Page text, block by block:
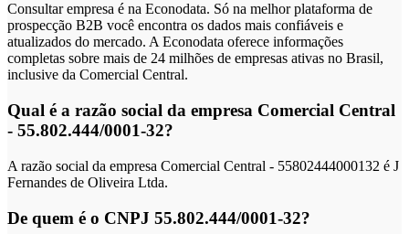
Consultar empresa é na Econodata. Só na melhor plataforma de
prospecção B2B você encontra os dados mais confiáveis e
atualizados do mercado. A Econodata oferece informações
completas sobre mais de 24 milhões de empresas ativas no Brasil,
inclusive da Comercial Central.
Qual é a razão social da empresa Comercial Central
- 55.802.444/0001-32?
A razão social da empresa Comercial Central - 55802444000132 é J
Fernandes de Oliveira Ltda.
De quem é o CNPJ 55.802.444/0001-32?